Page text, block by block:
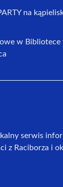
na
w Bibliotece
serwis
z Raciborza i